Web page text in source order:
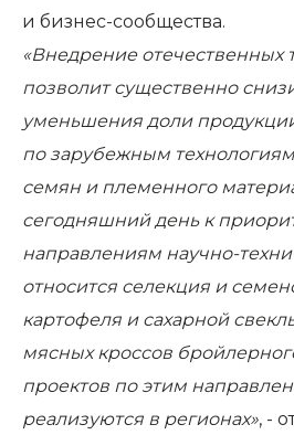
и бизнес-сообщества.
«Внедрение отечественных
позволит существенно
уменьшения доли
по зарубежным
семян и племенного
сегодняшний день к
направлениям научно-
относится селекция и
картофеля и сахарной
мясных кроссов
проектов по этим
реализуются в регионах», -